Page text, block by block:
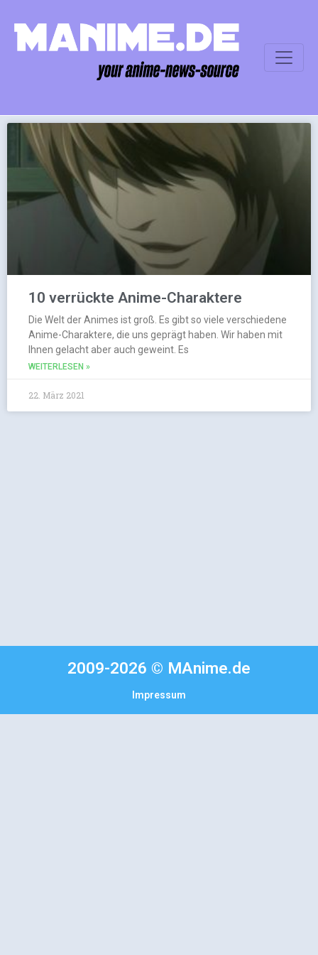
10 verrückte Anime-Charaktere
Die Welt der Animes ist groß. Es gibt so viele verschiedene
Anime-Charaktere, die uns geprägt haben. Wir haben mit
Ihnen gelacht aber auch geweint. Es
WEITERLESEN »
22. März 2021
2009-2026 © MAnime.de
Impressum